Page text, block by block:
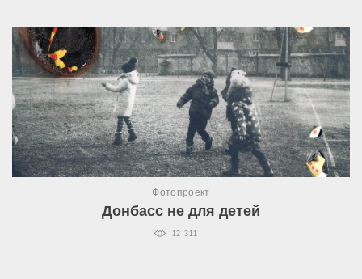
Фотопроект
Донбасс не для детей
12 311